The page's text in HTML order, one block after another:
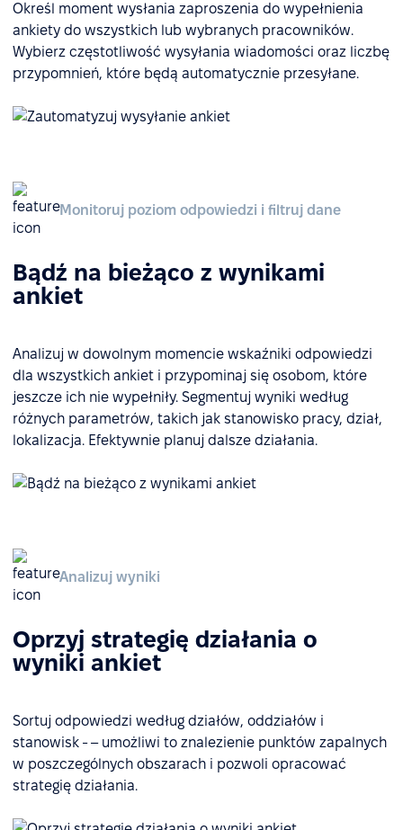
Określ moment wysłania zaproszenia do wypełnienia
ankiety do wszystkich lub wybranych pracowników.
Wybierz częstotliwość wysyłania wiadomości oraz liczbę
przypomnień, które będą automatycznie przesyłane.
Monitoruj poziom odpowiedzi i filtruj dane
Bądź na bieżąco z wynikami
ankiet
Analizuj w dowolnym momencie wskaźniki odpowiedzi
dla wszystkich ankiet i przypominaj się osobom, które
jeszcze ich nie wypełniły. Segmentuj wyniki według
różnych parametrów, takich jak stanowisko pracy, dział,
lokalizacja. Efektywnie planuj dalsze działania.
Analizuj wyniki
Oprzyj strategię działania o
wyniki ankiet
Sortuj odpowiedzi według działów, oddziałów i
stanowisk - – umożliwi to znalezienie punktów zapalnych
w poszczególnych obszarach i pozwoli opracować
strategię działania.